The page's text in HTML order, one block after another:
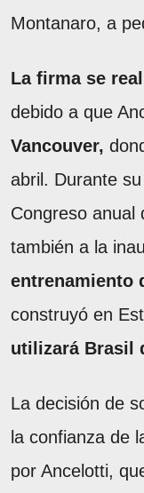
Montanaro, a
La firma se
debido a que
Vancouver,
abril. Durante
Congreso anual
también a la
entrenamiento
construyó en
utilizará Brasil
La decisión de
la confianza de
por Ancelotti,